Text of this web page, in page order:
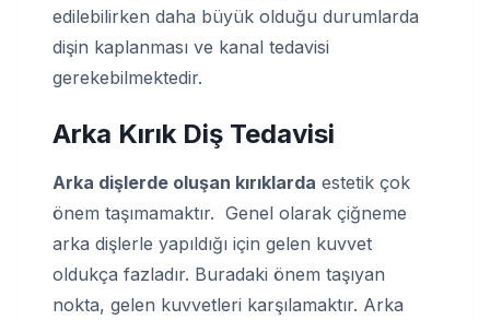
edilebilirken daha büyük olduğu durumlarda
dişin kaplanması ve kanal tedavisi
gerekebilmektedir.
Arka Kırık Diş Tedavisi
Arka dişlerde oluşan kırıklarda estetik çok
önem taşımamaktır. Genel olarak çiğneme
arka dişlerle yapıldığı için gelen kuvvet
oldukça fazladır. Buradaki önem taşıyan
nokta, gelen kuvvetleri karşılamaktır. Arka